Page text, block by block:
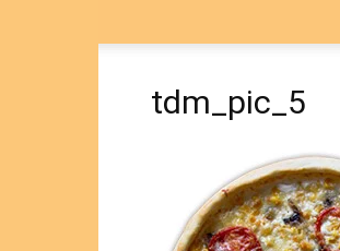
tdm_pic_5